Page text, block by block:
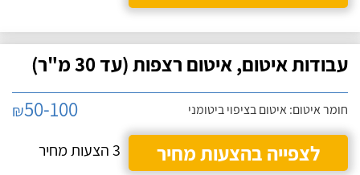
עבודות איטום, איטום רצפות (עד 30 מ"ר)
חומר איטום: איטום בציפוי ביטומני ₪50-100
לצפייה בהצעות מחיר
3 הצעות מחיר